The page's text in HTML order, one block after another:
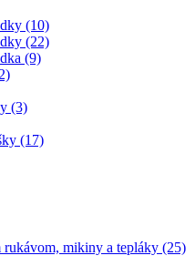
(10)
(22)
(9)
(3)
(17)
rukávom, mikiny a tepláky (25)